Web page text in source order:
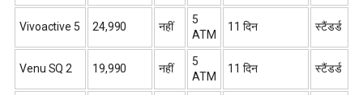
Vivoactive 5 ₹24,990 नहीं
5
ATM
11 दिन स्टैंडर्ड
Venu SQ 2 ₹19,990 नहीं
5
ATM
11 दिन स्टैंडर्ड